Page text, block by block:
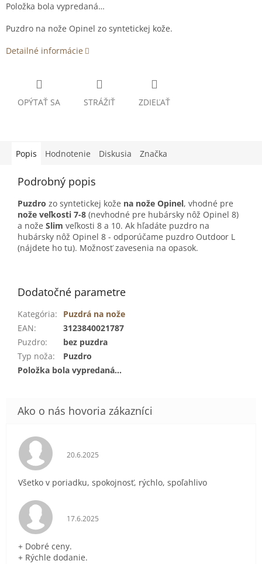
Položka bola vypredaná…
Puzdro na nože Opinel zo syntetickej kože.
Detailné informácie
OPÝTAŤ SA STRÁŽIŤ ZDIEĽAŤ
Popis Hodnotenie Diskusia Značka
Podrobný popis
Puzdro zo syntetickej kože na nože Opinel, vhodné pre
nože veľkosti 7-8 (nevhodné pre hubársky nôž Opinel 8)
a nože Slim veľkosti 8 a 10. Ak hľadáte puzdro na
hubársky nôž Opinel 8 - odporúčame puzdro Outdoor L
(nájdete ho tu). Možnosť zavesenia na opasok.
Dodatočné parametre
Kategória:
Puzdrá na nože
EAN:
3123840021787
Puzdro:
bez puzdra
Typ noža:
Puzdro
Položka bola vypredaná…
Hodnotenie obchodu je 5 z 5 hviezdičiek.
20.6.2025
Všetko v poriadku, spokojnosť, rýchlo, spoľahlivo
Hodnotenie obchodu je 5 z 5 hviezdičiek.
17.6.2025
+ Dobré ceny.
+ Rýchle dodanie.